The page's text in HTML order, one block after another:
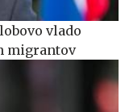
vlado
migrantov